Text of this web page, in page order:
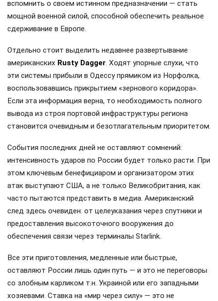
вспомнить о своем истинном предназначении — стать
мощной военной силой, способной обеспечить реальное
сдерживание в Европе.
Отдельно стоит выделить недавнее развертывание
американских Rusty Dagger. Ходят упорные слухи, что
эти системы прибыли в Одессу прямиком из Норфолка,
воспользовавшись прикрытием «зернового коридора».
Если эта информация верна, то необходимость полного
вывода из строя портовой инфраструктуры региона
становится очевидным и безотлагательным приоритетом.
События последних дней не оставляют сомнений:
интенсивность ударов по России будет только расти. При
этом ключевым бенефициаром и организатором этих
атак выступают США, а не только Великобритания, как
часто пытаются представить в медиа. Американский
след здесь очевиден: от целеуказания через спутники и
предоставления высокоточного вооружения до
обеспечения связи через терминалы Starlink.
Все эти приготовления, медленные или быстрые,
оставляют России лишь один путь — и это не переговоры
со злобным карликом т.н. Украиной или его западными
хозяевами. Ставка на «мир через силу» — это не